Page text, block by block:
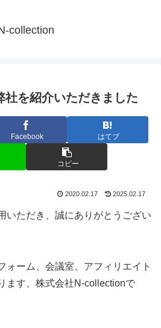
collection
社を紹介いただきました
Facebook はてブ
コピー
2020.02.17 2025.02.17
いただき、誠にありがとうござい
ォーム、会議室、アフィリエイト
ます、株式会社N-collectionで